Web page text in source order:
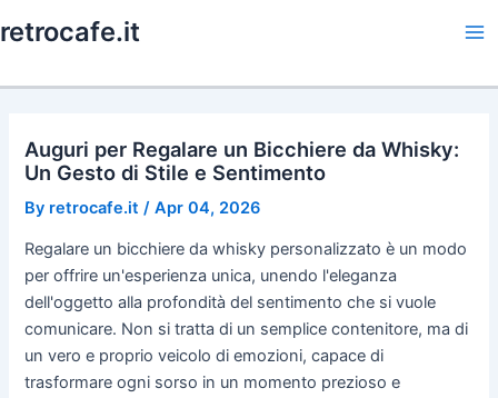
to
retrocafe.it
Auguri per Regalare un Bicchiere da Whisky:
Un Gesto di Stile e Sentimento
By retrocafe.it /Apr 04, 2026
Regalare un bicchiere da whisky personalizzato è un modo
per offrire un'esperienza unica, unendo l'eleganza
dell'oggetto alla profondità del sentimento che si vuole
comunicare. Non si tratta di un semplice contenitore, ma di
un vero e proprio veicolo di emozioni, capace di
trasformare ogni sorso in un momento prezioso e